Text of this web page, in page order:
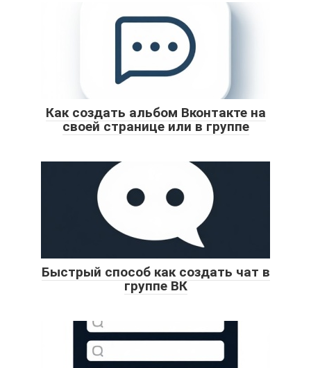
Как создать альбом Вконтакте на
своей странице или в группе
Быстрый способ как создать чат в
группе ВК